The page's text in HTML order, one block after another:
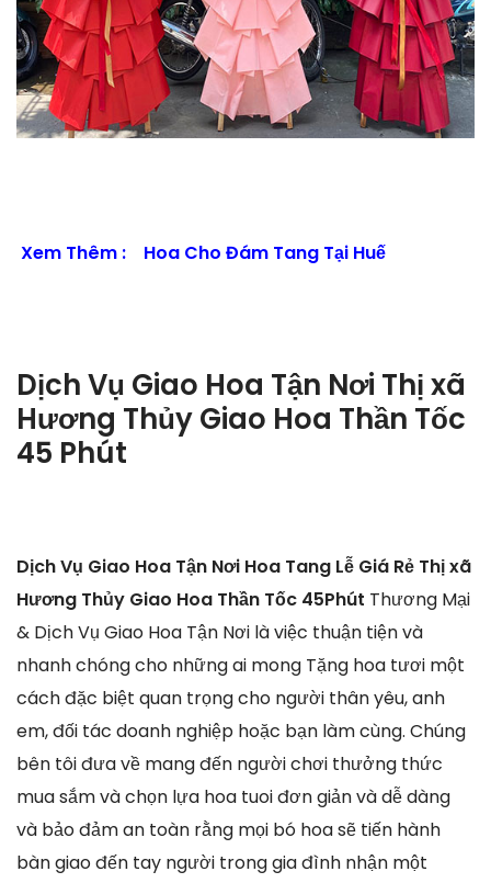
Xem Thêm : Hoa Cho Đám Tang Tại Huế
Dịch Vụ Giao Hoa Tận Nơi Thị xã
Hương Thủy Giao Hoa Thần Tốc
45 Phút
Dịch Vụ Giao Hoa Tận Nơi Hoa Tang Lễ Giá Rẻ Thị xã
Hương Thủy Giao Hoa Thần Tốc 45Phút Thương Mại
& Dịch Vụ Giao Hoa Tận Nơi là việc thuận tiện và
nhanh chóng cho những ai mong Tặng hoa tươi một
cách đặc biệt quan trọng cho người thân yêu, anh
em, đối tác doanh nghiệp hoặc bạn làm cùng. Chúng
bên tôi đưa về mang đến người chơi thưởng thức
mua sắm và chọn lựa hoa tuoi đơn giản và dễ dàng
và bảo đảm an toàn rằng mọi bó hoa sẽ tiến hành
bàn giao đến tay người trong gia đình nhận một